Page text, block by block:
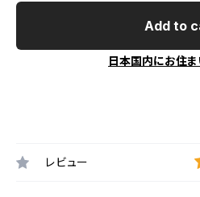
Add to
日本国内にお住
レビュー